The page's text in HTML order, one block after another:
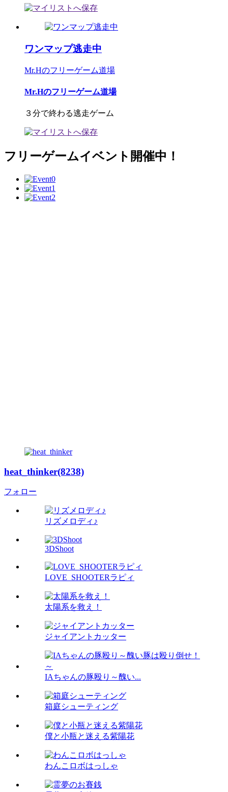
ワンマップ逃走中
Mr.Hのフリーゲーム道場
Mr.Hのフリーゲーム道場
３分で終わる逃走ゲーム
フリーゲームイベント開催中！
heat_thinker(8238)
フォロー
リズメロディ♪
3DShoot
LOVE_SHOOTERラピィ
太陽系を救え！
ジャイアントカッター
IAちゃんの豚殴り～醜い...
箱庭シューティング
僕と小瓶と迷える紫陽花
わんこロボはっしゃ